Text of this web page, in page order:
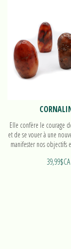
Elle confère le courage
et de se vouer à une
manifester nos objectifs
39,99$CA